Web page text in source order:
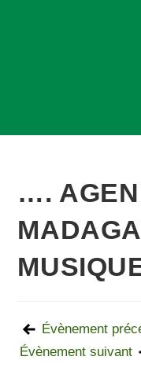
….
Évènement
Évènement suivant